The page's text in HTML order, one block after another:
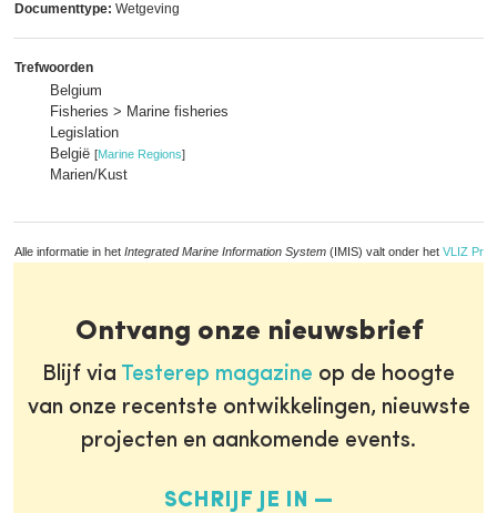
Documenttype: Wetgeving
Trefwoorden
Belgium
Fisheries > Marine fisheries
Legislation
België [Marine Regions]
Marien/Kust
Alle informatie in het Integrated Marine Information System (IMIS) valt onder het VLIZ
Ontvang onze nieuwsbrief
Blijf via Testerep magazine op de hoogte
van onze recentste ontwikkelingen, nieuwste
projecten en aankomende events.
SCHRIJF JE IN